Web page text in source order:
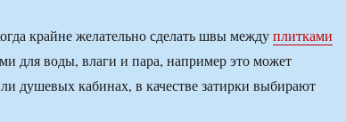
крайне желательно сделать швы междуплитками
для воды, влаги и пара, например это может
душевых кабинах, в качестве затирки выбирают